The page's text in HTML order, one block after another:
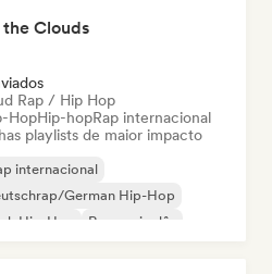
Clouds
Rap / Hip Hop
HopHip-hopRap internacional
playlists de maior impacto
internacional
German Hip-Hop
Hip-Hop
Rap em inglês